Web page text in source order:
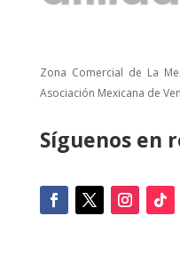
Zona Comercial de La
Asociación Mexicana de
Síguenos en